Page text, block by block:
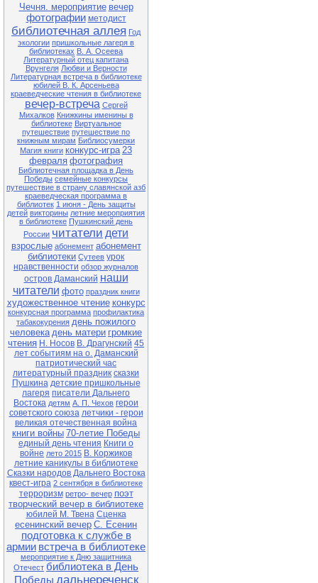
Чечня. мероприятие вечер
фотографии методист
библиотечная аллея Год
экологии пришкольные лагеря в
библиотеках В. А. Осеева
Литературный отец капитана
Врунгеля Любви и Верности
Литературная встреча в библиотеке
юбилей В. К. Арсеньева
краеведческие чтения в библиотеке
вечер-встреча Сергей
Михалков Книжкины именины в
библиотеке Виртуальное
путешествие путешествие по
книжным мирам Библиосумерки
Магия книги конкурс-игра 23
февраля фотография
Библиотечная площадка в День
Победы семейные конкурсы
путешествие в страну славянской азб
краеведческая программа в
библиотек 1 июня - День защиты
детей викторины летние мероприятия
в библиотеке Пушкинский день
России читатели дети
взрослые абонемент абонемент
библиотеки Сутеев урок
нравственности обзор журналов
остров Даманский наши
читатели фото праздник книги
художественное чтение конкурс
конкурсная программа профилактика
табакокурения день пожилого
человека день матери громкие
чтения Н. Носов В. Драгунский 45
лет событиям на о. Даманский
патриотический час
литературный праздник сказки
Пушкина детские пришкольные
лагеря писатели Дальнего
Востока детям А. П. Чехов герои
советского союза летчики - герои
великая отечественная война
книги войны 70-летие Победы
единый день чтения Книги о
войне лето 2015 В. Коржиков
летние каникулы в библиотеке
Сказки народов Дальнего Востока
квест-игра 2 сентября в библиотеке
терроризм ретро- вечер поэт
творческий вечер в библиотеке
юбилей М. Твена Сценка
есенинский вечер С. Есенин
подготовка к службе в
армии встреча в библиотеке
мероприятие к Дню защитника
Отечест библиотека в День
Победы дальнереченск